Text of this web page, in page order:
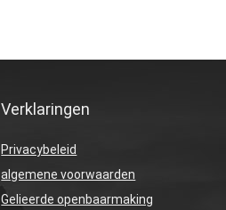
Verklaringen
Privacybeleid
algemene voorwaarden
Gelieerde openbaarmaking